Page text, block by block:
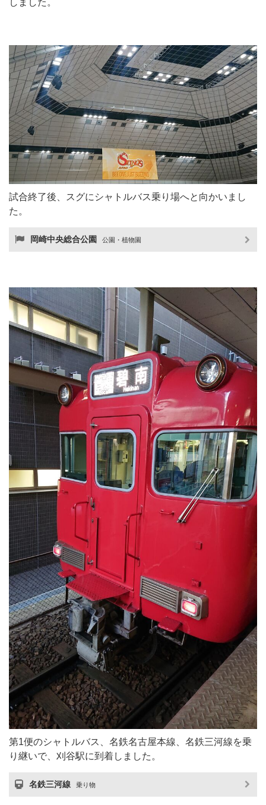
試合終了後、スグにシャトルバス乗り場へと向かいまし
た。
岡崎中央総合公園 公園・植物園
第1便のシャトルバス、名鉄名古屋本線、名鉄三河線を乗
り継いで、刈谷駅に到着しました。
名鉄三河線 乗り物